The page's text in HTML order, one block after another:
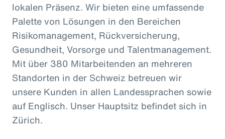
lokalen Präsenz. Wir bieten eine umfassende
Palette von Lösungen in den Bereichen
Risikomanagement, Rückversicherung,
Gesundheit, Vorsorge und Talentmanagement.
Mit über 380 Mitarbeitenden an mehreren
Standorten in der Schweiz betreuen wir
unsere Kunden in allen Landessprachen sowie
auf Englisch. Unser Hauptsitz befindet sich in
Zürich.